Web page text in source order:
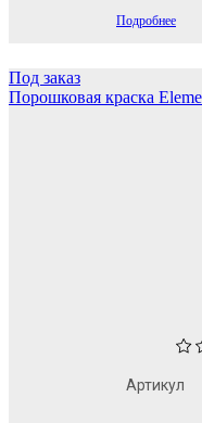
Подробнее
Под заказ
Порошковая краска
Артикул